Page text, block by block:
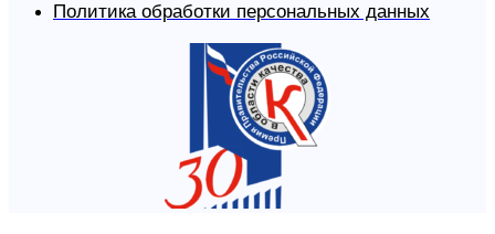
Политика обработки персональных данных